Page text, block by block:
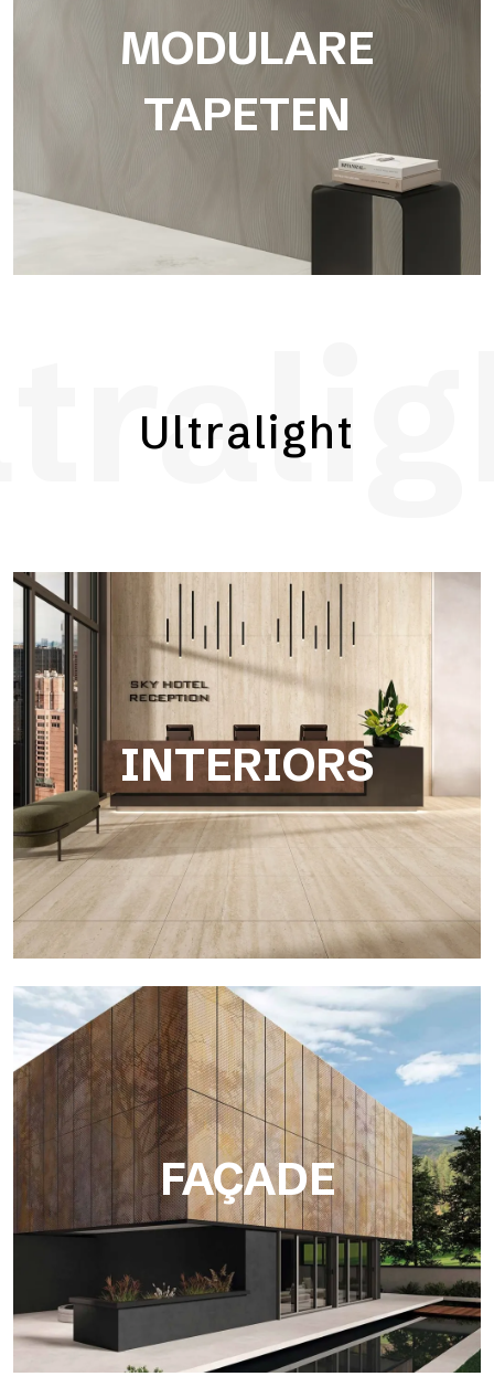
MODULARE
TAPETEN
Gestaltungsfreiheit zu gewährleisten.
Ultralight
INTERIORS
INTERIORS
Ultraleichte Aluminiumplatten für Innenverkleidungen, ideal
für Wände, Möbel und hochgradig individualisierbare
dekorative Anwendungen.
FAÇADE